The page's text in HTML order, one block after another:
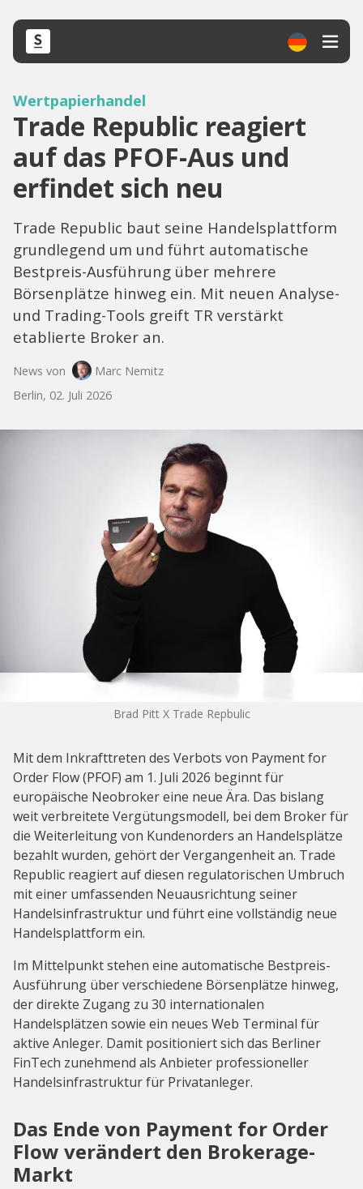
Wertpapierhandel
Trade Republic reagiert
auf das PFOF-Aus und
erfindet sich neu
Trade Republic baut seine Handelsplattform
grundlegend um und führt automatische
Bestpreis-Ausführung über mehrere
Börsenplätze hinweg ein. Mit neuen Analyse-
und Trading-Tools greift TR verstärkt
etablierte Broker an.
News von
Marc Nemitz
Berlin, 02. Juli 2026
Brad Pitt X Trade Repbulic
Mit dem Inkrafttreten des Verbots von Payment for
Order Flow (PFOF) am 1. Juli 2026 beginnt für
europäische Neobroker eine neue Ära. Das bislang
weit verbreitete Vergütungsmodell, bei dem Broker für
die Weiterleitung von Kundenorders an Handelsplätze
bezahlt wurden, gehört der Vergangenheit an. Trade
Republic reagiert auf diesen regulatorischen Umbruch
mit einer umfassenden Neuausrichtung seiner
Handelsinfrastruktur und führt eine vollständig neue
Handelsplattform ein.
Im Mittelpunkt stehen eine automatische Bestpreis-
Ausführung über verschiedene Börsenplätze hinweg,
der direkte Zugang zu 30 internationalen
Handelsplätzen sowie ein neues Web Terminal für
aktive Anleger. Damit positioniert sich das Berliner
FinTech zunehmend als Anbieter professioneller
Handelsinfrastruktur für Privatanleger.
Das Ende von Payment for Order
Flow verändert den Brokerage-
Markt